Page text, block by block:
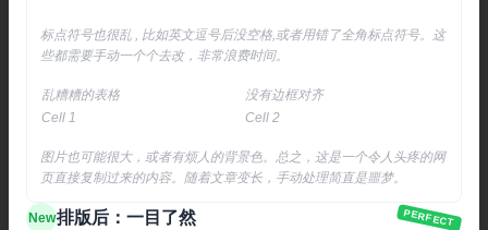
标点符号也很乱 , 比如英文逗号后没空格,或者用错了全角标点符号。这
些都需要手动一个个去改，非常浪费时间。
乱糟糟的表格
没有边框对齐
Cell 1
Cell 2
图片也可能很大，或者有烦人的背景色。总之，这是一个令人头疼的网
页直接复制过来的内容。随着文章变长，手动处理简直是噩梦。
New排版后：一目了然 PERFECT